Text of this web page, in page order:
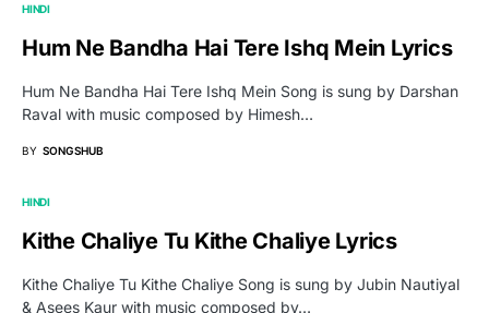
HINDI
Hum Ne Bandha Hai Tere Ishq Mein Lyrics
Hum Ne Bandha Hai Tere Ishq Mein Song is sung by Darshan
Raval with music composed by Himesh…
BY SONGSHUB
HINDI
Kithe Chaliye Tu Kithe Chaliye Lyrics
Kithe Chaliye Tu Kithe Chaliye Song is sung by Jubin Nautiyal
& Asees Kaur with music composed by…